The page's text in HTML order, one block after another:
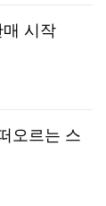
시작
오르는 스